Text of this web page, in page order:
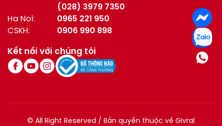
(028) 3979 7350
Ha Noi:
0965 221 950
CSKH:
0906 990 898
Kết nối với chúng tôi
© All Right Reserved / Bản quyền thuộc về Givral